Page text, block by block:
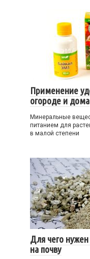
Применение
огороде и дома
Минеральные
питанием для
в малой степени
Для чего
на почву